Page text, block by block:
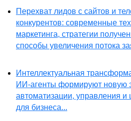
Перехват лидов с сайтов и
конкурентов: современные
маркетинга, стратегии
способы увеличения потока
Интеллектуальная
ИИ-агенты формируют новую
автоматизации, управления
для бизнеса...